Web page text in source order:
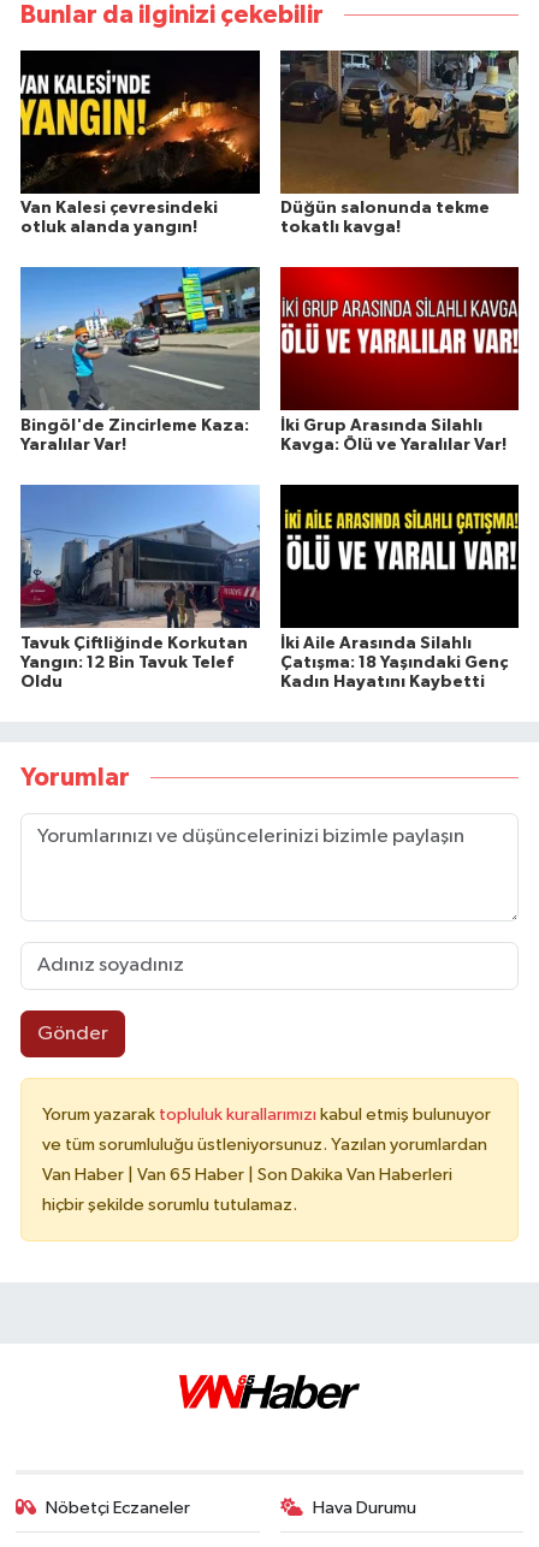
Bunlar da ilginizi çekebilir
Van Kalesi çevresindeki
otluk alanda yangın!
Düğün salonunda tekme
tokatlı kavga!
Bingöl'de Zincirleme Kaza:
Yaralılar Var!
İki Grup Arasında Silahlı
Kavga: Ölü ve Yaralılar Var!
Tavuk Çiftliğinde Korkutan
Yangın: 12 Bin Tavuk Telef
Oldu
İki Aile Arasında Silahlı
Çatışma: 18 Yaşındaki Genç
Kadın Hayatını Kaybetti
Yorumlar
Gönder
Yorum yazarak topluluk kurallarımızı kabul etmiş bulunuyor
ve tüm sorumluluğu üstleniyorsunuz. Yazılan yorumlardan
Van Haber | Van 65 Haber | Son Dakika Van Haberleri
hiçbir şekilde sorumlu tutulamaz.
Nöbetçi Eczaneler Hava Durumu